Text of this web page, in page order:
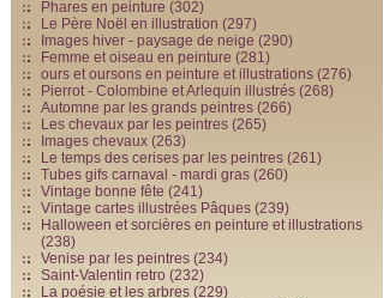
Phares en peinture (302)
Le Père Noël en illustration (297)
Images hiver - paysage de neige (290)
Femme et oiseau en peinture (281)
ours et oursons en peinture et illustrations (276)
Pierrot - Colombine et Arlequin illustrés (268)
Automne par les grands peintres (266)
Les chevaux par les peintres (265)
Images chevaux (263)
Le temps des cerises par les peintres (261)
Tubes gifs carnaval - mardi gras (260)
Vintage bonne fête (241)
Vintage cartes illustrées Pâques (239)
Halloween et sorcières en peinture et illustrations
(238)
Venise par les peintres (234)
Saint-Valentin retro (232)
La poésie et les arbres (229)